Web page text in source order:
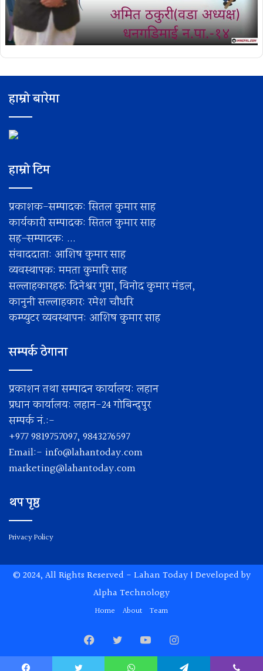
हाम्रो बारेमा
हाम्रो टिम
प्रकाशक-सम्पादक: सितल कुमार साह
कार्यकारी सम्पादक: सितल कुमार साह
सह–सम्पादक: ...
संवाददाता: आशिष कुमार साह
व्यवस्थापक: ममता कुमारि साह
सल्लाहकारहरु: दिनेश्वर गुप्ता, विनोद कुमार मंडल,
कानुनी सल्लाहकार: रमेश चाैधरि
कम्प्युटर व्यवस्थापन: आशिष कुमार साह
सम्पर्क ठेगाना
प्रकाशन तथा सम्पादन कार्यालय: लहान
प्रधान कार्यालय: लहान-24 गोबिन्द्पुर
सम्पर्क नं.:-
+977 9819757097, 9843276597
Email:- info@lahantoday.com
marketing@lahantoday.com
थप पृष्ठ
Privacy Policy
© 2024, All Rights Reserved - Lahan Today| Developed by
Alpha Technology
Home About Team
FacebookTwitterYouTubeInstagram